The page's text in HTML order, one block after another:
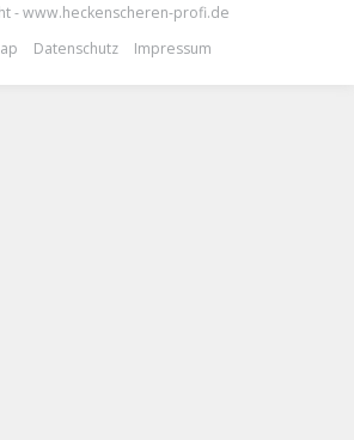
- www.heckenscheren-profi.de
Datenschutz Impressum